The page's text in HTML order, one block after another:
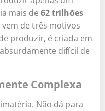
mais de 62 trilhões
de três motivos
produzir, é criada em
difícil de
Complexa
Não dá para